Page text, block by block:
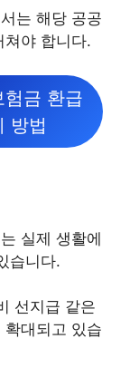
는 해당 공공
쳐야 합니다.
금 환급
방법
실제 생활에
습니다.
선지급 같은
대되고 있습